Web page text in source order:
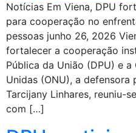
Notícias Em Viena, DPU
para cooperação no
pessoas junho 26, 2026
fortalecer a cooperação
Pública da União (DPU) e
Unidas (ONU), a defensora
Tarcijany Linhares, reuniu-
com […]